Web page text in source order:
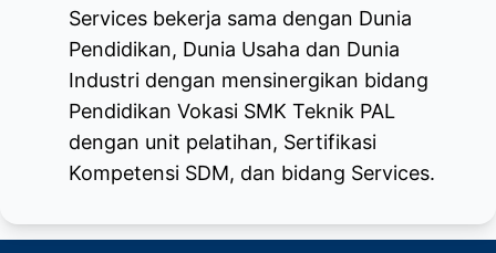
Services bekerja sama dengan Dunia
Pendidikan, Dunia Usaha dan Dunia
Industri dengan mensinergikan bidang
Pendidikan Vokasi SMK Teknik PAL
dengan unit pelatihan, Sertifikasi
Kompetensi SDM, dan bidang Services.